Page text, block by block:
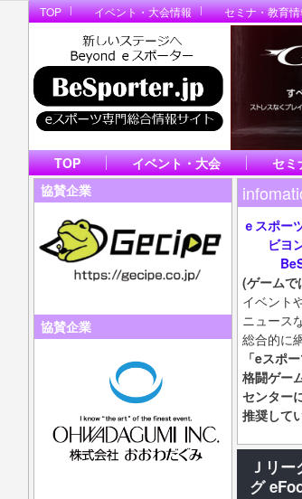
TOP イベント・大会情報 セミナ・教育
TOP イベント・大会 セミ
協賛企業
協賛企業
ｅスポー
ビヨン
(ゲームで
イベント
ニュース
総合的に
「eスポ
格闘ゲー
センター
推奨して
Ｊリ
グ